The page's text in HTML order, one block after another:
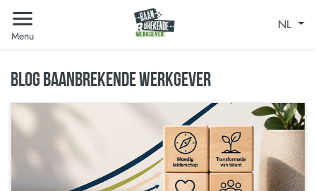
Menu
NL
BLOG BAANBREKENDE WERKGEVER